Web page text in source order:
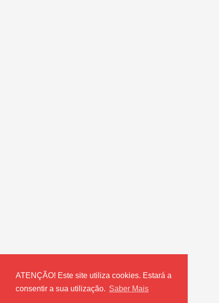
ATENÇÃO! Este site utiliza cookies. Estará a
consentir a sua utilização. Saber Mais